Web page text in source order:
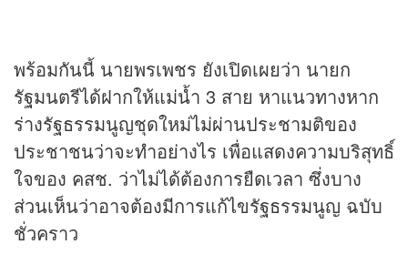
พร้อมกันนี้ นายพรเพชร ยังเปิดเผยว่า นายก
รัฐมนตรีได้ฝากให้แม่น้ำ 3 สาย หาแนวทางหาก
ร่างรัฐธรรมนูญชุดใหม่ไม่ผ่านประชามติของ
ประชาชนว่าจะทำอย่างไร เพื่อแสดงความบริสุทธิ์
ใจของ คสช. ว่าไม่ได้ต้องการยืดเวลา ซึ่งบาง
ส่วนเห็นว่าอาจต้องมีการแก้ไขรัฐธรรมนูญ ฉบับ
ชั่วคราว